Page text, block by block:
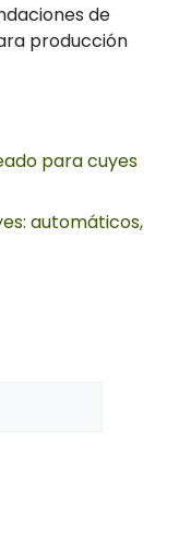
de
producción
para cuyes
automáticos,